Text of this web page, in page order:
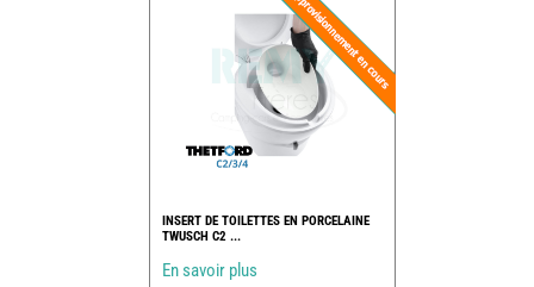
INSERT DE TOILETTES EN PORCELAINE
TWUSCH C2 ...
En savoir plus